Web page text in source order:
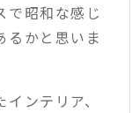
で昭和な感じ
るかと思いま
ンテリア、